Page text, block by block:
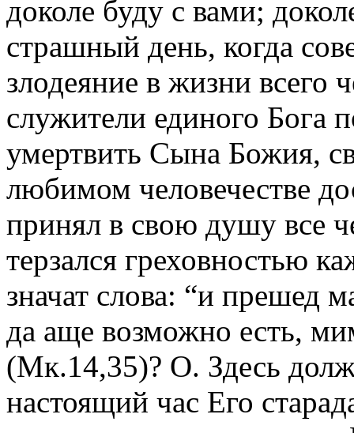
доколе буду с вами;
страшный день, когда
злодеяние в жизни всего
служители единого Бога
умертвить Сына Божия,
любимом человечестве
принял в свою душу все
терзался греховностью
значат слова: “и прешед
да аще возможно есть,
(Мк.14,35)? О. Здесь
настоящий час Его